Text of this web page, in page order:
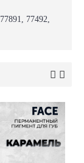
77492,